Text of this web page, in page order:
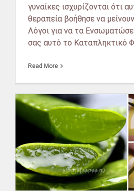
γυναίκες ισχυρίζονται ότι
θεραπεία βοήθησε να
Λόγοι για να τα
σας αυτό το Καταπληκτικό
Read More